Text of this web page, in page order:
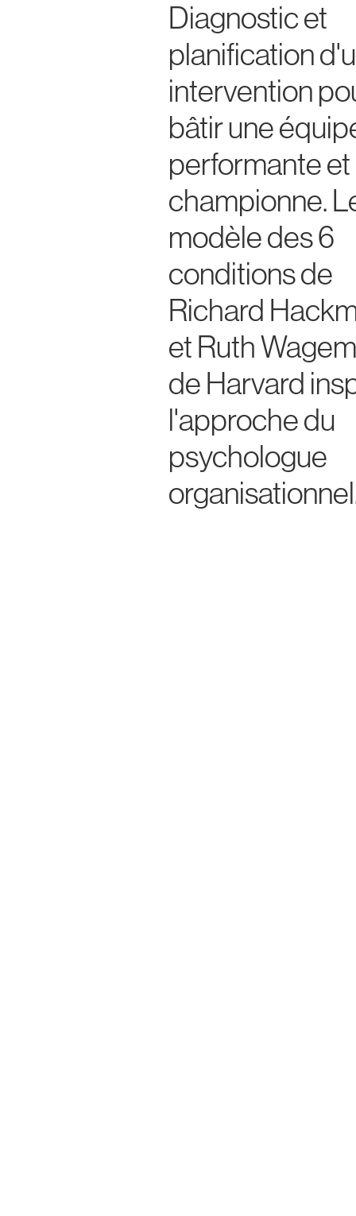
Diagnostic et
planification
intervention
bâtir une
performante et
championne.
modèle des 6
conditions de
Richard
et Ruth
de Harvard
l'approche du
psychologue